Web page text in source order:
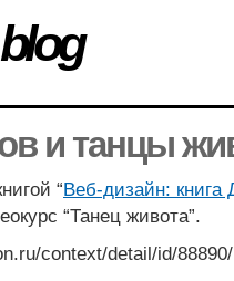
и танцы
“Веб-дизайн: книга
“Танец живота”.
context/detail/id/88890/